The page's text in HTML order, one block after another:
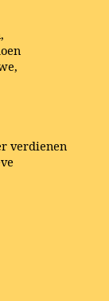
verdienen